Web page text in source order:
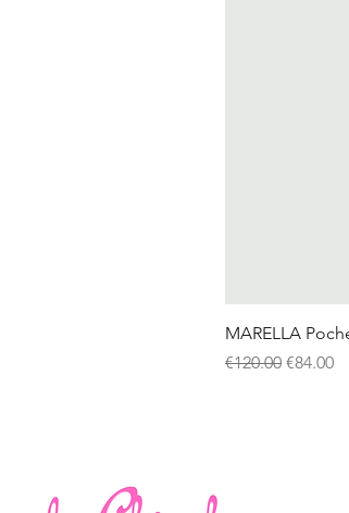
MARELLA
Regular Price
€120.00 Sale Price
€84.00